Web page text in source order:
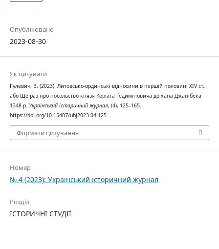
Опубліковано
2023-08-30
Як цитувати
Гулевич, В. (2023). Литовсько-ординські відносини в першій половині XIV ст.,
або Ще раз про посольство князя Коріата Ґедиміновича до хана Джанібека
1348 р. Український історичний журнал, (4), 125–165.
https://doi.org/10.15407/uhj2023.04.125
Формати цитування
Номер
№ 4 (2023): Український історичний журнал
Розділ
ІСТОРИЧНІ СТУДІЇ